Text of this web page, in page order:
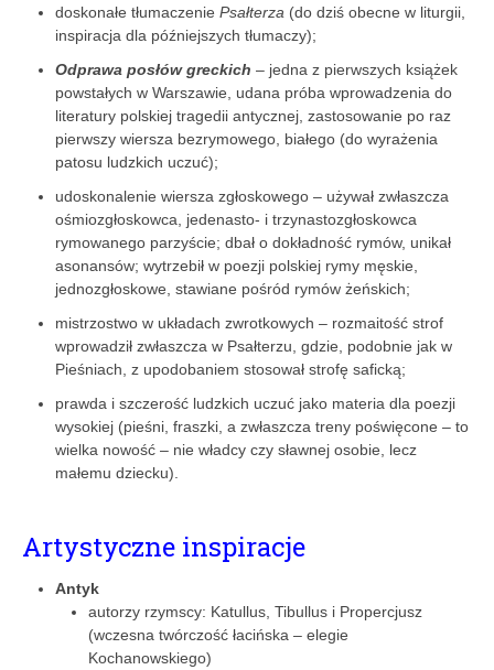
doskonałe tłumaczenie Psałterza (do dziś obecne w liturgii,
inspiracja dla póź­niejszych tłumaczy);
Odprawa posłów greckich – jedna z pierwszych książek
powstałych w Warszawie, udana próba wprowadzenia do
literatury polskiej tragedii antycznej, zastosowanie po raz
pierwszy wiersza bezrymowego, białego (do wyrażenia
patosu ludzkich uczuć);
udoskonalenie wiersza zgłoskowego – używał zwłaszcza
ośmiozgłoskowca, jedenasto- i trzynastozgłoskowca
rymowanego parzyście; dbał o dokładność rymów, unikał
asonansów; wytrzebił w poezji polskiej rymy męskie,
jednozgłoskowe, stawiane pośród rymów żeńskich;
mistrzostwo w układach zwrotkowych – rozmaitość strof
wprowadził zwłaszcza w Psałterzu, gdzie, podobnie jak w
Pieśniach, z upodobaniem stosował strofę saficką;
prawda i szczerość ludzkich uczuć jako materia dla poezji
wysokiej (pieśni, fraszki, a zwłaszcza treny poświęcone – to
wielka nowość – nie władcy czy sławnej osobie, lecz
małemu dziecku).
Artystyczne inspiracje
Antyk
autorzy rzymscy: Katullus, Tibullus i Propercjusz
(wczesna twórczość łacińska – elegie
Kochanowskiego)